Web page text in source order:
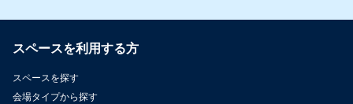
スペースを利用する方
スペースを探す
会場タイプから探す